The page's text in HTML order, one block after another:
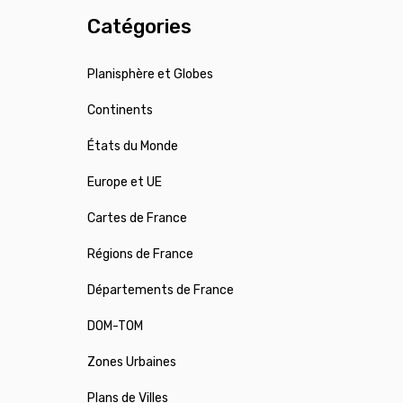
Catégories
Planisphère et Globes
Continents
États du Monde
Europe et UE
Cartes de France
Régions de France
Départements de France
DOM-TOM
Zones Urbaines
Plans de Villes